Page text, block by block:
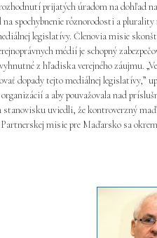
prijatých úradom na dohľad
spochybnenie rôznorodosti a plurality
legislatívy. Členovia misie
médií je schopný
z hľadiska verejného záujmu.
dopady tejto mediálnej legislatívy,”
a aby pouvažovala nad
stanovisku uviedli, že kontroverzný
misie pre Maďarsko sa